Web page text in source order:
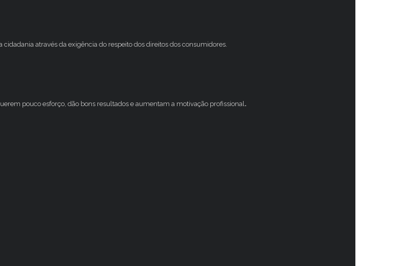
através da exigência do respeito dos direitos dos consumidores.
pouco esforço, dão bons resultados e aumentam a motivação profissional.